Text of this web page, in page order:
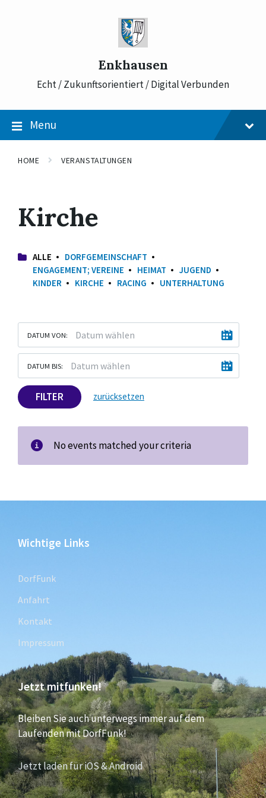
Enkhausen
Echt / Zukunftsorientiert / Digital Verbunden
Menu
HOME VERANSTALTUNGEN
Kirche
ALLE
DORFGEMEINSCHAFT
ENGAGEMENT; VEREINE
HEIMAT
JUGEND
KINDER
KIRCHE RACING UNTERHALTUNG
DATUM VON:
DATUM BIS:
FILTER zurücksetzen
No events matched your criteria
Wichtige Links
DorfFunk
Anfahrt
Kontakt
Impressum
Jetzt mitfunken!
Bleiben Sie auch unterwegs immer auf dem
Laufenden mit DorfFunk!
Jetzt laden für iOS & Android